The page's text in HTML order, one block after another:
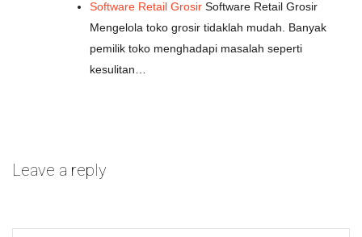
Software Retail Grosir Software Retail Grosir
Mengelola toko grosir tidaklah mudah. Banyak
pemilik toko menghadapi masalah seperti
kesulitan…
Leave a reply